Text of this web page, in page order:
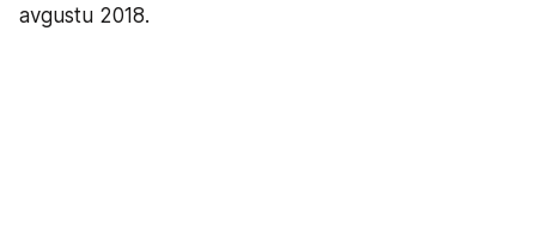
avgustu 2018.